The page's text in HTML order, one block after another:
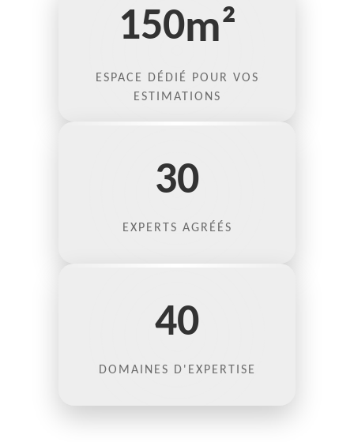
150m²
ESPACE DÉDIÉ POUR VOS
ESTIMATIONS
30
EXPERTS AGRÉÉS
40
DOMAINES D'EXPERTISE